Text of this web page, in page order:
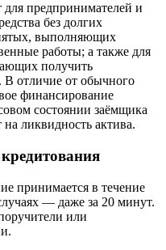
предпринимателей и
без долгих
выполняющих
работы; а также для
получить
. В отличие от обычного
финансирование
состоянии заёмщика
ликвидность актива.
принимается в течение
— даже за 20 минут.
или
.